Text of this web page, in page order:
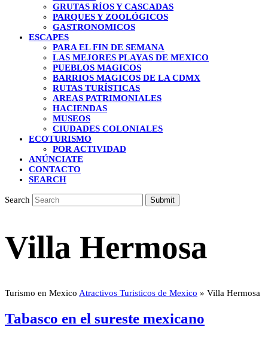
GRUTAS RÍOS Y CASCADAS
PARQUES Y ZOOLÓGICOS
GASTRONOMICOS
ESCAPES
PARA EL FIN DE SEMANA
LAS MEJORES PLAYAS DE MEXICO
PUEBLOS MAGICOS
BARRIOS MAGICOS DE LA CDMX
RUTAS TURÍSTICAS
AREAS PATRIMONIALES
HACIENDAS
MUSEOS
CIUDADES COLONIALES
ECOTURISMO
POR ACTIVIDAD
ANÚNCIATE
CONTACTO
SEARCH
Search Submit
Villa Hermosa
Turismo en Mexico Atractivos Turisticos de Mexico » Villa Hermosa
Tabasco en el sureste mexicano